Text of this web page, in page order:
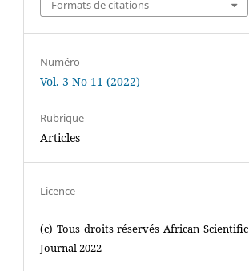
Formats de citations
Numéro
Vol. 3 No 11 (2022)
Rubrique
Articles
Licence
(c) Tous droits réservés African Scientific
Journal 2022